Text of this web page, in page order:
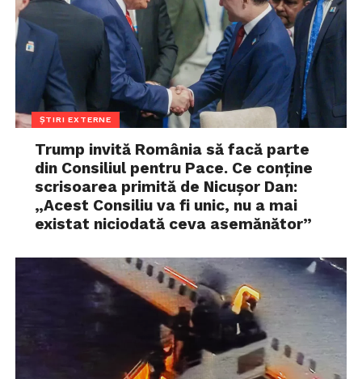
ȘTIRI EXTERNE
Trump invită România să facă parte
din Consiliul pentru Pace. Ce conține
scrisoarea primită de Nicușor Dan:
„Acest Consiliu va fi unic, nu a mai
existat niciodată ceva asemănător”